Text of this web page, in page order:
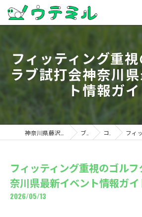
フィッティング重
ラブ試打会神奈川
ト情報ガ
ブログ コラム フィッティ
フィッティング重視のゴル
奈川県最新イベント情報ガイ
2026/05/13